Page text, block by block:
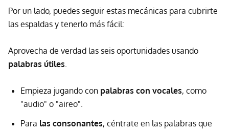
Por un lado, puedes seguir estas mecánicas para cubrirte
las espaldas y tenerlo más fácil:
Aprovecha de verdad las seis oportunidades usando
palabras útiles
Empieza jugando con palabras con vocales, como
"audio" o "aireo".
Para las consonantes, céntrate en las palabras que